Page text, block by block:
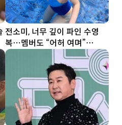
전소미, 너무 깊이 파인 수영
복…멤버도 “어허 여며”
[DA★]